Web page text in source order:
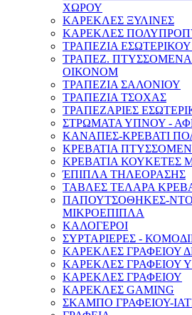
ΧΩΡΟΥ
ΚΑΡΕΚΛΕΣ ΞΥΛΙΝΕΣ
ΚΑΡΕΚΛΕΣ
ΤΡΑΠΕΖΙΑ
ΤΡΑΠΕΖ.
ΟΙΚΟΝΟΜ
ΤΡΑΠΕΖΙΑ ΣΑΛΟΝΙΟΥ
ΤΡΑΠΕΖΙΑ ΤΣΟΧΑΣ
ΤΡΑΠΕΖΑΡΙΕΣ
ΣΤΡΩΜΑΤΑ ΥΠΝΟΥ -
ΚΑΝΑΠΕΣ-ΚΡΕΒΑΤΙ
ΚΡΕΒΑΤΙΑ
ΚΡΕΒΑΤΙΑ ΚΟΥΚΕΤΕΣ
ΈΠΙΠΛΑ ΤΗΛΕΟΡΑΣΗΣ
ΤΑΒΛΕΣ ΤΕΛΑΡΑ
ΠΑΠΟΥΤΣΟΘΗΚΕΣ-
ΜΙΚΡΟΕΠΙΠΛΑ
ΚΑΛΟΓΕΡΟΙ
ΣΥΡΤΑΡΙΕΡΕΣ -
ΚΑΡΕΚΛΕΣ ΓΡΑΦΕΙΟΥ
ΚΑΡΕΚΛΕΣ ΓΡΑΦΕΙΟΥ
ΚΑΡΕΚΛΕΣ ΓΡΑΦΕΙΟΥ
ΚΑΡΕΚΛΕΣ GAMING
ΣΚΑΜΠΟ ΓΡΑΦΕΙΟΥ-